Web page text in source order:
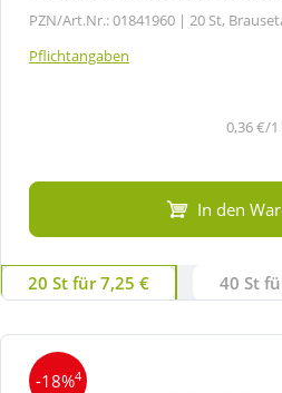
PZN/Art.Nr.: 01841960 | 20 St,
Pflichtangaben
0,36 €/
In den
20 St für 7,25 € 40 St
-18%4